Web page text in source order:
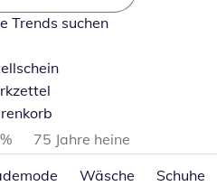
Trends suchen
75 Jahre heine
Wäsche Schuhe